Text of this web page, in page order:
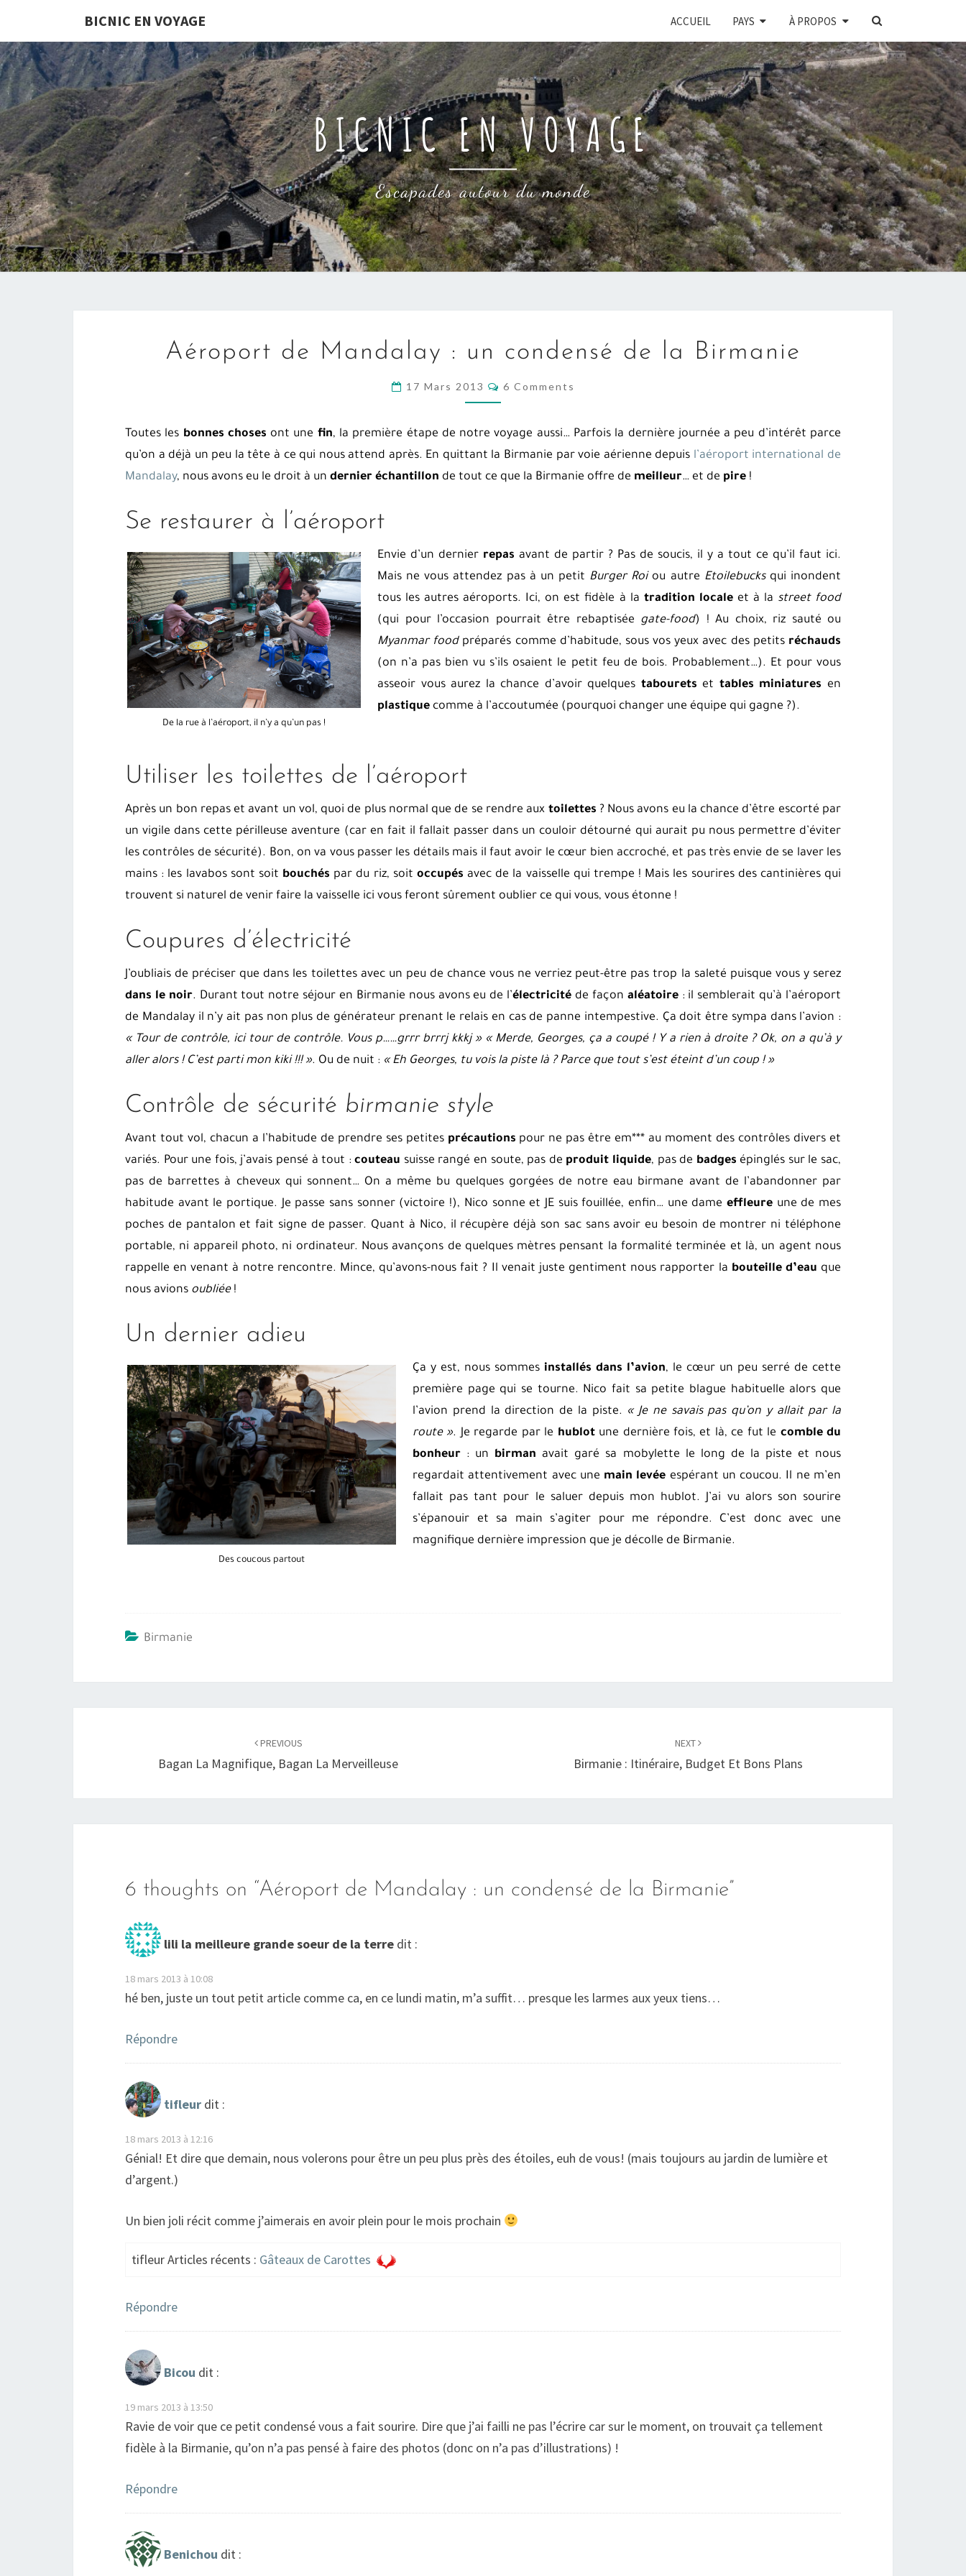
content
BICNIC EN VOYAGE ACCUEIL PAYS À PROPOS
SEARCH
BICNIC EN VOYAGE
Escapades autour du monde
DE
CONDENSÉ
DE
LA
Aéroport de Mandalay : un condensé de la Birmanie
17 Mars 2013 COMMENTS
6 Comments
Toutes les bonnes choses ont une fin, la première étape de notre voyage aussi… Parfois la dernière journée a peu d’intérêt parce
qu’on a déjà un peu la tête à ce qui nous attend après. En quittant la Birmanie par voie aérienne depuis l’aéroport international de
Mandalay, nous avons eu le droit à un dernier échantillon de tout ce que la Birmanie offre de meilleur… et de pire !
Se restaurer à l’aéroport
De la rue à l’aéroport, il n’y a qu’un pas !
Envie d’un dernier repas avant de partir ? Pas de soucis, il y a tout ce qu’il faut ici.
Mais ne vous attendez pas à un petit Burger Roiou autre Etoilebucksqui inondent
tous les autres aéroports. Ici, on est fidèle à la tradition localeet à la street food
(qui pour l’occasion pourrait être rebaptisée gate-food) ! Au choix, riz sauté ou
Myanmar foodpréparés comme d’habitude, sous vos yeux avec des petits réchauds
(on n’a pas bien vu s’ils osaient le petit feu de bois. Probablement…). Et pour vous
asseoir vous aurez la chance d’avoir quelques tabourets et tables miniatures en
plastique comme à l’accoutumée (pourquoi changer une équipe qui gagne ?).
Utiliser les toilettes de l’aéroport
Après un bon repas et avant un vol, quoi de plus normal que de se rendre aux toilettes ? Nous avons eu la chance d’être escorté par
un vigile dans cette périlleuse aventure (car en fait il fallait passer dans un couloir détourné qui aurait pu nous permettre d’éviter
les contrôles de sécurité). Bon, on va vous passer les détails mais il faut avoir le cœur bien accroché, et pas très envie de se laver les
mains : les lavabos sont soit bouchés par du riz, soit occupés avec de la vaisselle qui trempe ! Mais les sourires des cantinières qui
trouvent si naturel de venir faire la vaisselle ici vous feront sûrement oublier ce qui vous, vous étonne !
Coupures d’électricité
J’oubliais de préciser que dans les toilettes avec un peu de chance vous ne verriez peut-être pas trop la saleté puisque vous y serez
dans le noir. Durant tout notre séjour en Birmanie nous avons eu de l’électricité de façon aléatoire: il semblerait qu’à l’aéroport
de Mandalay il n’y ait pas non plus de générateur prenant le relais en cas de panne intempestive. Ça doit être sympa dans l’avion :
« Tour de contrôle, ici tour de contrôle. Vous p……grrr brrrj kkkj » « Merde, Georges, ça a coupé ! Y a rien à droite ? Ok, on a qu’à y
aller alors ! C’est parti mon kiki !!! ». Ou de nuit : « Eh Georges, tu vois la piste là ? Parce que tout s’est éteint d’un coup ! »
Contrôle de sécurité birmanie style
Avant tout vol, chacun a l’habitude de prendre ses petites précautions pour ne pas être em*** au moment des contrôles divers et
variés. Pour une fois, j’avais pensé à tout :couteau suisse rangé en soute, pas de produit liquide, pas de badges épinglés sur le sac,
pas de barrettes à cheveux qui sonnent… On a même bu quelques gorgées de notre eau birmane avant de l’abandonner par
habitude avant le portique. Je passe sans sonner (victoire !), Nico sonne et JE suis fouillée, enfin… une dame effleureune de mes
poches de pantalon et fait signe de passer. Quant à Nico, il récupère déjà son sac sans avoir eu besoin de montrer ni téléphone
portable, ni appareil photo, ni ordinateur. Nous avançons de quelques mètres pensant la formalité terminée et là, un agent nous
rappelle en venant à notre rencontre. Mince, qu’avons-nous fait ? Il venait juste gentiment nous rapporter la bouteille d’eau que
nous avions oubliée!
Un dernier adieu
Des coucous partout
Ça y est, nous sommes installés dans l’avion, le cœur un peu serré de cette
première page qui se tourne. Nico fait sa petite blague habituelle alors que
l’avion prend la direction de la piste. « Je ne savais pas qu’on y allait par la
route ». Je regarde par le hublotune dernière fois, et là, ce fut le comble du
bonheur : un birman avait garé sa mobylette le long de la piste et nous
regardait attentivement avec une main levée espérant un coucou. Il ne m’en
fallait pas tant pour le saluer depuis mon hublot. J’ai vu alors son sourire
s’épanouir et sa main s’agiter pour me répondre. C’est donc avec une
magnifique dernière impression que je décolle de Birmanie.
Birmanie
PREVIOUS
Bagan La Magnifique, Bagan La Merveilleuse
NEXT
Birmanie : Itinéraire, Budget Et Bons Plans
6 thoughts on “Aéroport de Mandalay : un condensé de la Birmanie”
lili la meilleure grande soeur de la terre dit :
18 mars 2013 à 10:08
hé ben, juste un tout petit article comme ca, en ce lundi matin, m’a suffit… presque les larmes aux yeux tiens…
Répondre
tifleur dit :
18 mars 2013 à 12:16
Génial! Et dire que demain, nous volerons pour être un peu plus près des étoiles, euh de vous! (mais toujours au jardin de lumière et
d’argent.)
Un bien joli récit comme j’aimerais en avoir plein pour le mois prochain
tifleur Articles récents : Gâteaux de Carottes
Répondre
Bicou dit :
19 mars 2013 à 13:50
Ravie de voir que ce petit condensé vous a fait sourire. Dire que j’ai failli ne pas l’écrire car sur le moment, on trouvait ça tellement
fidèle à la Birmanie, qu’on n’a pas pensé à faire des photos (donc on n’a pas d’illustrations) !
Répondre
Benichou dit :